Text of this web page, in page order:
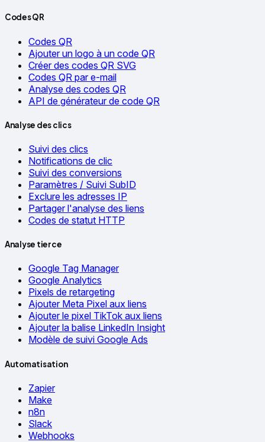
Codes QR
Codes QR
Ajouter un logo à un code QR
Créer des codes QR SVG
Codes QR par e-mail
Analyse des codes QR
API de générateur de code QR
Analyse des clics
Suivi des clics
Notifications de clic
Suivi des conversions
Paramètres / Suivi SubID
Exclure les adresses IP
Partager l'analyse des liens
Codes de statut HTTP
Analyse tierce
Google Tag Manager
Google Analytics
Pixels de retargeting
Ajouter Meta Pixel aux liens
Ajouter le pixel TikTok aux liens
Ajouter la balise LinkedIn Insight
Modèle de suivi Google Ads
Automatisation
Zapier
Make
n8n
Slack
Webhooks